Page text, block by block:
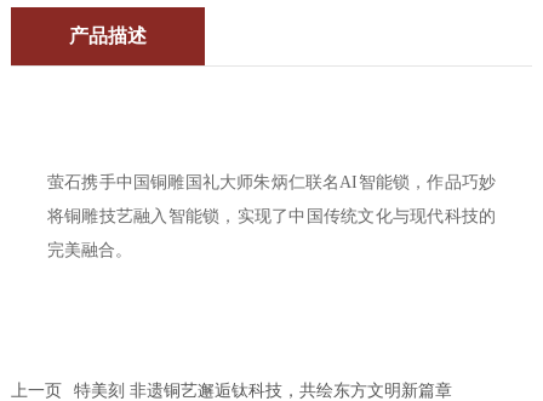
产品描述
萤石携手中国铜雕国礼大师朱炳仁联名AI智能锁，作品巧妙
将铜雕技艺融入智能锁，实现了中国传统文化与现代科技的
完美融合。
上一页 特美刻 非遗铜艺邂逅钛科技，共绘东方文明新篇章